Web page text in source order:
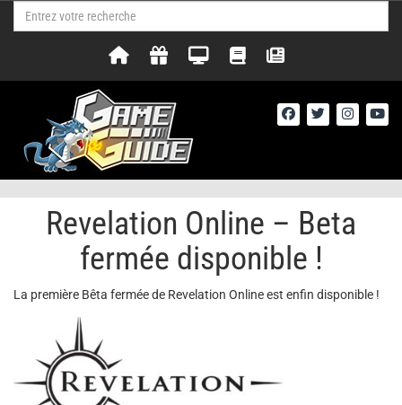
Revelation Online – Beta
fermée disponible !
La première Bêta fermée de Revelation Online est enfin disponible !